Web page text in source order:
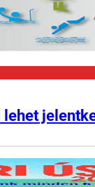
lehet